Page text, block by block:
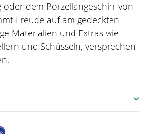
oder dem Porzellangeschirr von
Freude auf am gedeckten
Materialien und Extras wie
und Schüsseln, versprechen